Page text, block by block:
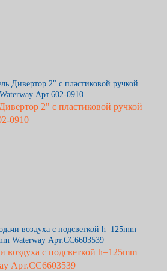
2" с пластиковой ручкой
0910
воздуха с подсветкой h=125mm
Арт.CC6603539